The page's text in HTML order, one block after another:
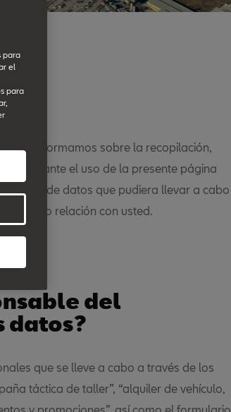
le informamos sobre la recopilación,
mediante el uso de la presente página
de datos que pudiera llevar a cabo
o relación con usted.
del
datos?
que se lleve a cabo a través de los
táctica de taller”, “alquiler de vehículo,
para
el
para